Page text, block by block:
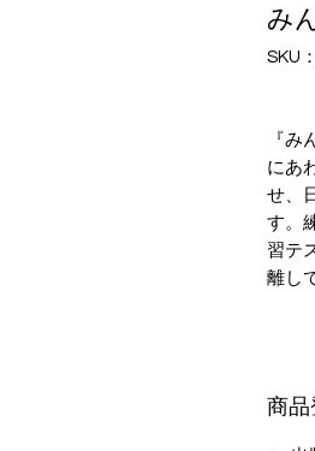
み
SKU
『み
にあ
せ、
す。
習テ
離し
商品